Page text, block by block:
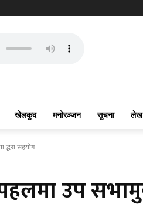
खेलकुद मनोरञ्जन सुचना लेख
द्धरा सहयोग
उप